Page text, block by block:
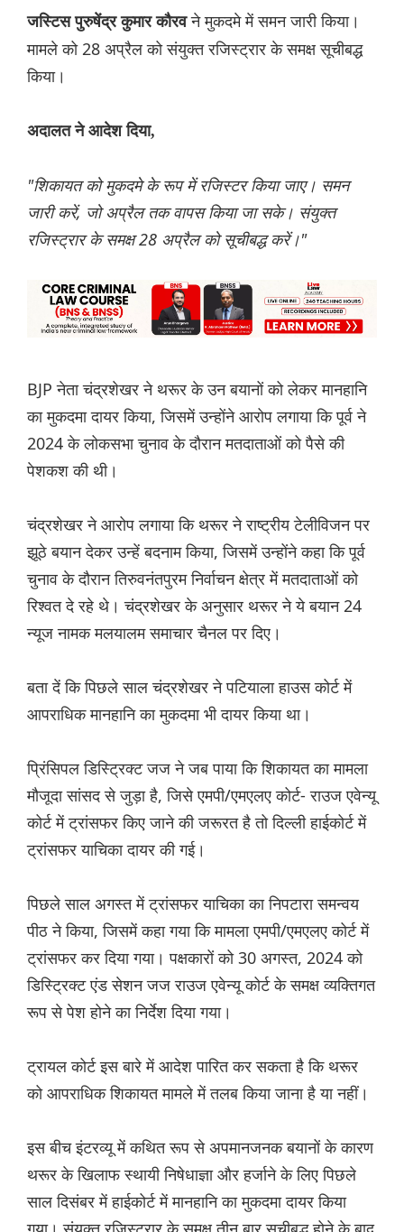
जस्टिस पुरुषेंद्र कुमार कौरवने मुकदमे में समन जारी किया।
मामले को 28 अप्रैल को संयुक्त रजिस्ट्रार के समक्ष सूचीबद्ध
किया।
अदालत ने आदेश दिया,
"शिकायत को मुकदमे के रूप में रजिस्टर किया जाए। समन
जारी करें, जो अप्रैल तक वापस किया जा सके। संयुक्त
रजिस्ट्रार के समक्ष 28 अप्रैल को सूचीबद्ध करें।"
BJP नेता चंद्रशेखर ने थरूर के उन बयानों को लेकर मानहानि
का मुकदमा दायर किया, जिसमें उन्होंने आरोप लगाया कि पूर्व ने
2024 के लोकसभा चुनाव के दौरान मतदाताओं को पैसे की
पेशकश की थी।
चंद्रशेखर ने आरोप लगाया कि थरूर ने राष्ट्रीय टेलीविजन पर
झूठे बयान देकर उन्हें बदनाम किया, जिसमें उन्होंने कहा कि पूर्व
चुनाव के दौरान तिरुवनंतपुरम निर्वाचन क्षेत्र में मतदाताओं को
रिश्वत दे रहे थे। चंद्रशेखर के अनुसार थरूर ने ये बयान 24
न्यूज नामक मलयालम समाचार चैनल पर दिए।
बता दें कि पिछले साल चंद्रशेखर ने पटियाला हाउस कोर्ट में
आपराधिक मानहानि का मुकदमा भी दायर किया था।
प्रिंसिपल डिस्ट्रिक्ट जज ने जब पाया कि शिकायत का मामला
मौजूदा सांसद से जुड़ा है, जिसे एमपी/एमएलए कोर्ट- राउज एवेन्यू
कोर्ट में ट्रांसफर किए जाने की जरूरत है तो दिल्ली हाईकोर्ट में
ट्रांसफर याचिका दायर की गई।
पिछले साल अगस्त में ट्रांसफर याचिका का निपटारा समन्वय
पीठ ने किया, जिसमें कहा गया कि मामला एमपी/एमएलए कोर्ट में
ट्रांसफर कर दिया गया। पक्षकारों को 30 अगस्त, 2024 को
डिस्ट्रिक्ट एंड सेशन जज राउज एवेन्यू कोर्ट के समक्ष व्यक्तिगत
रूप से पेश होने का निर्देश दिया गया।
ट्रायल कोर्ट इस बारे में आदेश पारित कर सकता है कि थरूर
को आपराधिक शिकायत मामले में तलब किया जाना है या नहीं।
इस बीच इंटरव्यू में कथित रूप से अपमानजनक बयानों के कारण
थरूर के खिलाफ स्थायी निषेधाज्ञा और हर्जाने के लिए पिछले
साल दिसंबर में हाईकोर्ट में मानहानि का मुकदमा दायर किया